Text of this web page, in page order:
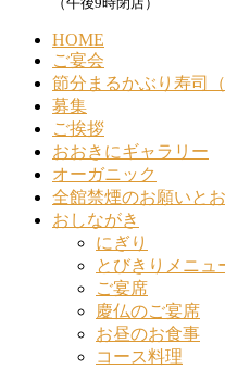
（午後9時閉店）
HOME
ご宴会
節分まるかぶり寿司（
募集
ご挨拶
おおきにギャラリー
オーガニック
全館禁煙のお願いと
おしながき
にぎり
とびきりメニュ
ご宴席
慶仏のご宴席
お昼のお食事
コース料理